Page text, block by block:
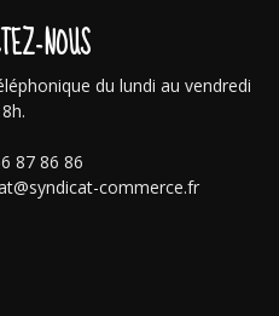
NOUS
du lundi au vendredi
87 86 86
commerce.fr